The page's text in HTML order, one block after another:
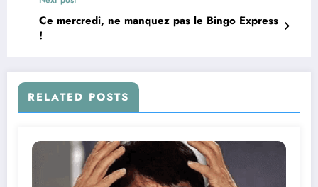
Ce mercredi, ne manquez pas le Bingo Express
!
RELATED POSTS